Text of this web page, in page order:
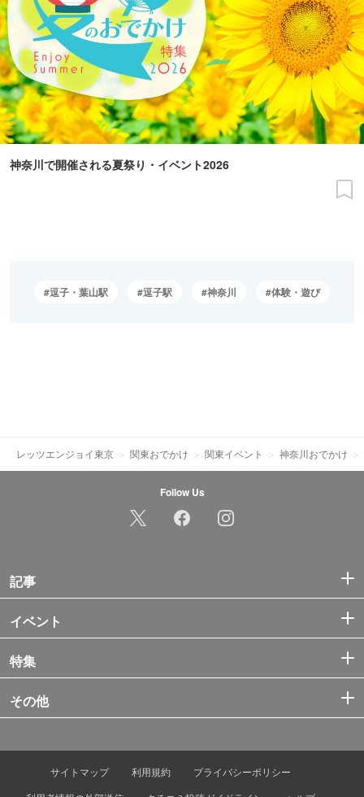
神奈川で開催される夏祭り・イベント2026
逗子・葉山駅 逗子駅 神奈川 体験・遊び
レッツエンジョイ東京 関東おでかけ 関東イベント 神奈川おでかけ
Follow Us
記事
イベント
特集
その他
サイトマップ 利用規約
プライバシーポリシー